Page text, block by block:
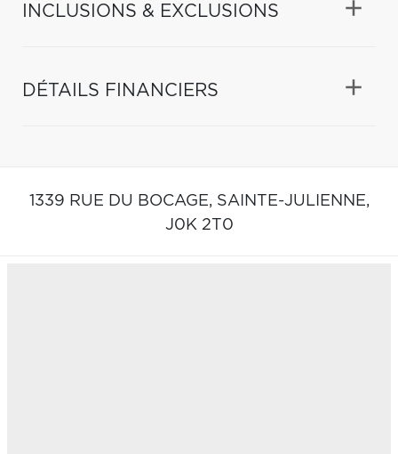
INCLUSIONS & EXCLUSIONS
DÉTAILS FINANCIERS
1339 RUE DU BOCAGE, SAINTE-JULIENNE,
J0K 2T0